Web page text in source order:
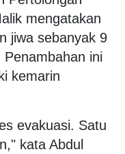
mengatakan
jiwa sebanyak 9
ini
kemarin
evakuasi. Satu
kata Abdul